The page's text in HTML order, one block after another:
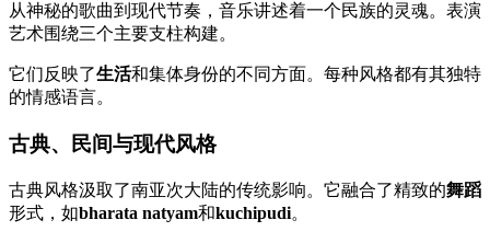
从神秘的歌曲到现代节奏，音乐讲述着一个民族的灵魂。表演
艺术围绕三个主要支柱构建。
它们反映了生活和集体身份的不同方面。每种风格都有其独特
的情感语言。
古典、民间与现代风格
古典风格汲取了南亚次大陆的传统影响。它融合了精致的舞蹈
形式，如bharata natyam和kuchipudi。